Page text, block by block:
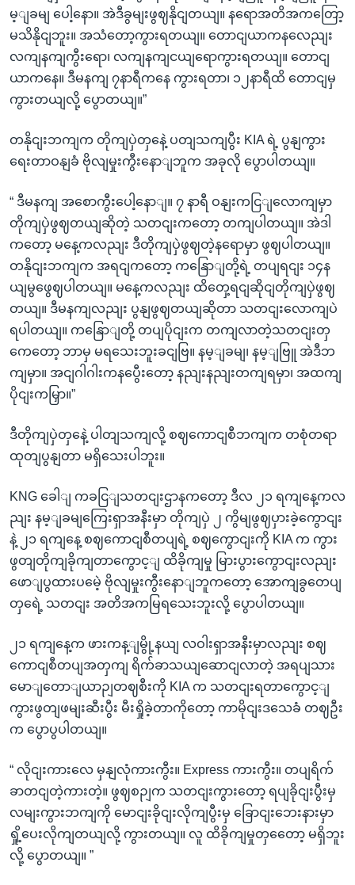
မ့ျခမျ ပေါ့နော။ အဲဒီခွမျးဖွဈနိုငျတယျ။ နရောအတိအကတြော့
မသိနိုငျဘူး။ အသံတော့ကွားရတယျ။ တောငျယာကနလေညျး
လကျနကျကွီးရော၊ လကျနကျငယျရောကွားရတယျ။ တောငျ
ယာကနေ။ ဒီမနကျ ၇နာရီကနေ ကွားရတာ၊ ၁၂နာရီထိ တောငျမှ
ကွားတယျလို့ ပွောတယျ။”
တနိုငျးဘကျက တိုကျပှဲတှနေဲ့ ပတျသကျပွီး KIA ရဲ့ ပွနျကွား
ရေးတာဝနျခံ ဗိုလျမှုးကွီးနောျဘူက အခုလို ပွောပါတယျ။
“ ဒီမနကျ အစောကွီးပေါ့နောျ။ ၇ နာရီ ဝနျးကငြျလောကျမှာ
တိုကျပှဲဖွဈတယျဆိုတဲ့ သတငျးကတော့ တကျပါတယျ။ အဲဒါ
ကတော့ မနေ့ကလညျး ဒီတိုကျပှဲဖွဈတဲ့နရောမှာ ဖွဈပါတယျ။
တနိုငျးဘကျက အရငျကတော့ ကနြောျတို့ရဲ့ တပျရငျး ၁၄န
ယျမွဖွေဈပါတယျ။ မနေ့ကလညျး ထိတှေ့ရငျဆိုငျတိုကျပှဲဖွဈ
တယျ။ ဒီမနကျလညျး ပွနျဖွဈတယျဆိုတာ သတငျးလောကျပဲ
ရပါတယျ။ ကနြောျတို့ တပျပိုငျးက တကျလာတဲ့သတငျးတှ
ကေတော့ ဘာမှ မရသေးဘူးခငျဗြ။ နမ့ျခမျ၊ နမ့ျဗြူ အဲဒီဘ
ကျမှာ။ အငျဂါဂါးကနပွေီးတော့ နညျးနညျးတကျရမှာ၊ အထကျ
ပိုငျးကမြှာ။”
ဒီတိုကျပှဲတှနေဲ့ ပါတျသကျလို့ စဈကောငျစီဘကျက တစုံတရာ
ထုတျပွနျတာ မရှိသေးပါဘူး။
KNG ခေါျ ကခငြျသတငျးဌာနကတော့ ဒီလ ၂၁ ရကျနေ့ကလ
ညျး နမ့ျခမျကြေးရှာအနီးမှာ တိုကျပှဲ ၂ ကွိမျဖွဈပှားခဲ့ကွောငျး
နဲ့ ၂၁ ရကျနေ့ စဈကောငျစီတပျရဲ့ စဈကွောငျးကို KIA က ကွား
ဖွတျတိုကျခိုကျတာကွောင့ျ ထိခိုကျမှု မြားပွားကွောငျးလညျး
ဖောျပွထားပမေဲ့ ဗိုလျမှုးကွီးနောျဘူကတော့ အောကျခွတေပျ
တှရေဲ့ သတငျး အတိအကမြရသေးဘူးလို့ ပွောပါတယျ။
၂၁ ရကျနေ့က ဖားကန့ျမွို့နယျ လဝါးရှာအနီးမှာလညျး စဈ
ကောငျစီတပျအတှကျ ရိက်ခာသယျဆောငျလာတဲ့ အရပျသား
မောျတောျယာဉျတဈစီးကို KIA က သတငျးရတာကွောင့ျ
ကွားဖွတျဖမျးဆီးပွီး မီးရှိုခဲ့တာကိုတော့ ကာမိုငျးဒသေခံ တဈဦး
က ပွောပွပါတယျ။
“ လိုငျးကားလေ မှနျလုံကားကွီး။ Express ကားကွီး။ တပျရိက်
ခာတငျတဲ့ကားတဲ့။ ဖွဈစဉျက သတငျးကွားတော့ ရပျခိုငျးပွီးမှ
လမျးကွားဘကျကို မောငျးခိုငျးလိုကျပွီးမှ ခြောငျးဘေးနားမှာ
ရှို့ပေးလိုကျတယျလို့ ကွားတယျ။ လူ ထိခိုကျမှုတှတေော့ မရှိဘူး
လို့ ပွောတယျ။ ”